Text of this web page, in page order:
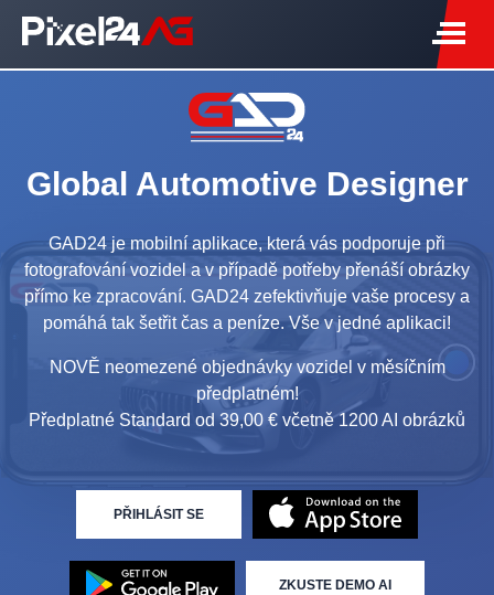
Global Automotive Designer
GAD24 je mobilní aplikace, která vás podporuje při
fotografování vozidel a v případě potřeby přenáší obrázky
přímo ke zpracování. GAD24 zefektivňuje vaše procesy a
pomáhá tak šetřit čas a peníze. Vše v jedné aplikaci!
NOVĚ neomezené objednávky vozidel v měsíčním
předplatném!
Předplatné Standard od 39,00 € včetně 1200 AI obrázků
PŘIHLÁSIT SE
ZKUSTE DEMO AI